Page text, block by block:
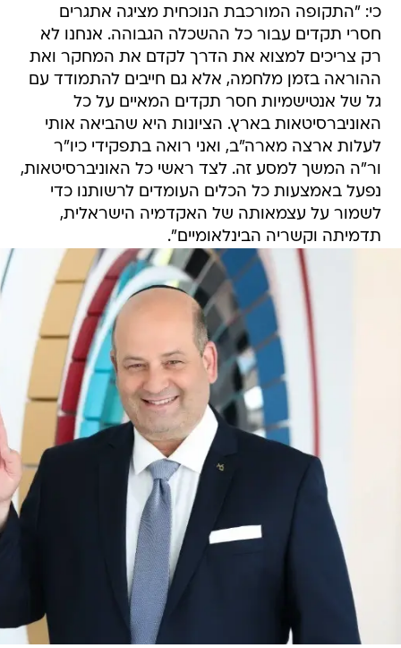
כי: "התקופה המורכבת הנוכחית מציגה אתגרים
חסרי תקדים עבור כל ההשכלה הגבוהה. אנחנו לא
רק צריכים למצוא את הדרך לקדם את המחקר ואת
ההוראה בזמן מלחמה, אלא גם חייבים להתמודד עם
גל של אנטישמיות חסר תקדים המאיים על כל
האוניברסיטאות בארץ. הציונות היא שהביאה אותי
לעלות ארצה מארה"ב, ואני רואה בתפקידי כיו"ר
ור"ה המשך למסע זה. לצד ראשי כל האוניברסיטאות,
נפעל באמצעות כל הכלים העומדים לרשותנו כדי
לשמור על עצמאותה של האקדמיה הישראלית,
תדמיתה וקשריה הבינלאומיים".